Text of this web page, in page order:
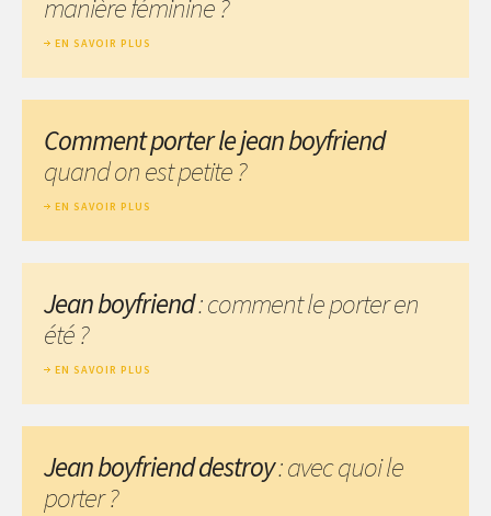
manière féminine ?
EN SAVOIR PLUS
Comment porter le jean boyfriend
quand on est petite ?
EN SAVOIR PLUS
Jean boyfriend: comment le porter en
été ?
EN SAVOIR PLUS
Jean boyfriend destroy: avec quoi le
porter ?